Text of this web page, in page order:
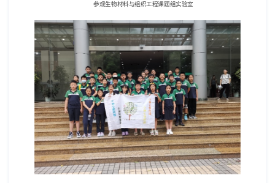
参观生物材料与组织工程课题组实验室